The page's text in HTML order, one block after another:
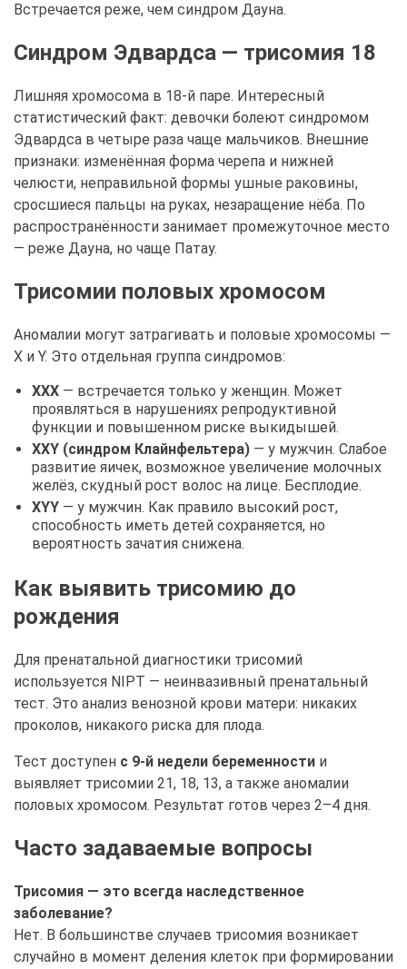
Встречается реже, чем синдром Дауна.
Синдром Эдвардса — трисомия 18
Лишняя хромосома в 18-й паре. Интересный
статистический факт: девочки болеют синдромом
Эдвардса в четыре раза чаще мальчиков. Внешние
признаки: изменённая форма черепа и нижней
челюсти, неправильной формы ушные раковины,
сросшиеся пальцы на руках, незаращение нёба. По
распространённости занимает промежуточное место
— реже Дауна, но чаще Патау.
Трисомии половых хромосом
Аномалии могут затрагивать и половые хромосомы —
X и Y. Это отдельная группа синдромов:
XXX — встречается только у женщин. Может
проявляться в нарушениях репродуктивной
функции и повышенном риске выкидышей.
XXY (синдром Клайнфельтера) — у мужчин. Слабое
развитие яичек, возможное увеличение молочных
желёз, скудный рост волос на лице. Бесплодие.
XYY — у мужчин. Как правило высокий рост,
способность иметь детей сохраняется, но
вероятность зачатия снижена.
Как выявить трисомию до
рождения
Для пренатальной диагностики трисомий
используется NIPT — неинвазивный пренатальный
тест. Это анализ венозной крови матери: никаких
проколов, никакого риска для плода.
Тест доступен с 9-й недели беременности и
выявляет трисомии 21, 18, 13, а также аномалии
половых хромосом. Результат готов через 2–4 дня.
Часто задаваемые вопросы
Трисомия — это всегда наследственное
заболевание?
Нет. В большинстве случаев трисомия возникает
случайно в момент деления клеток при формировании